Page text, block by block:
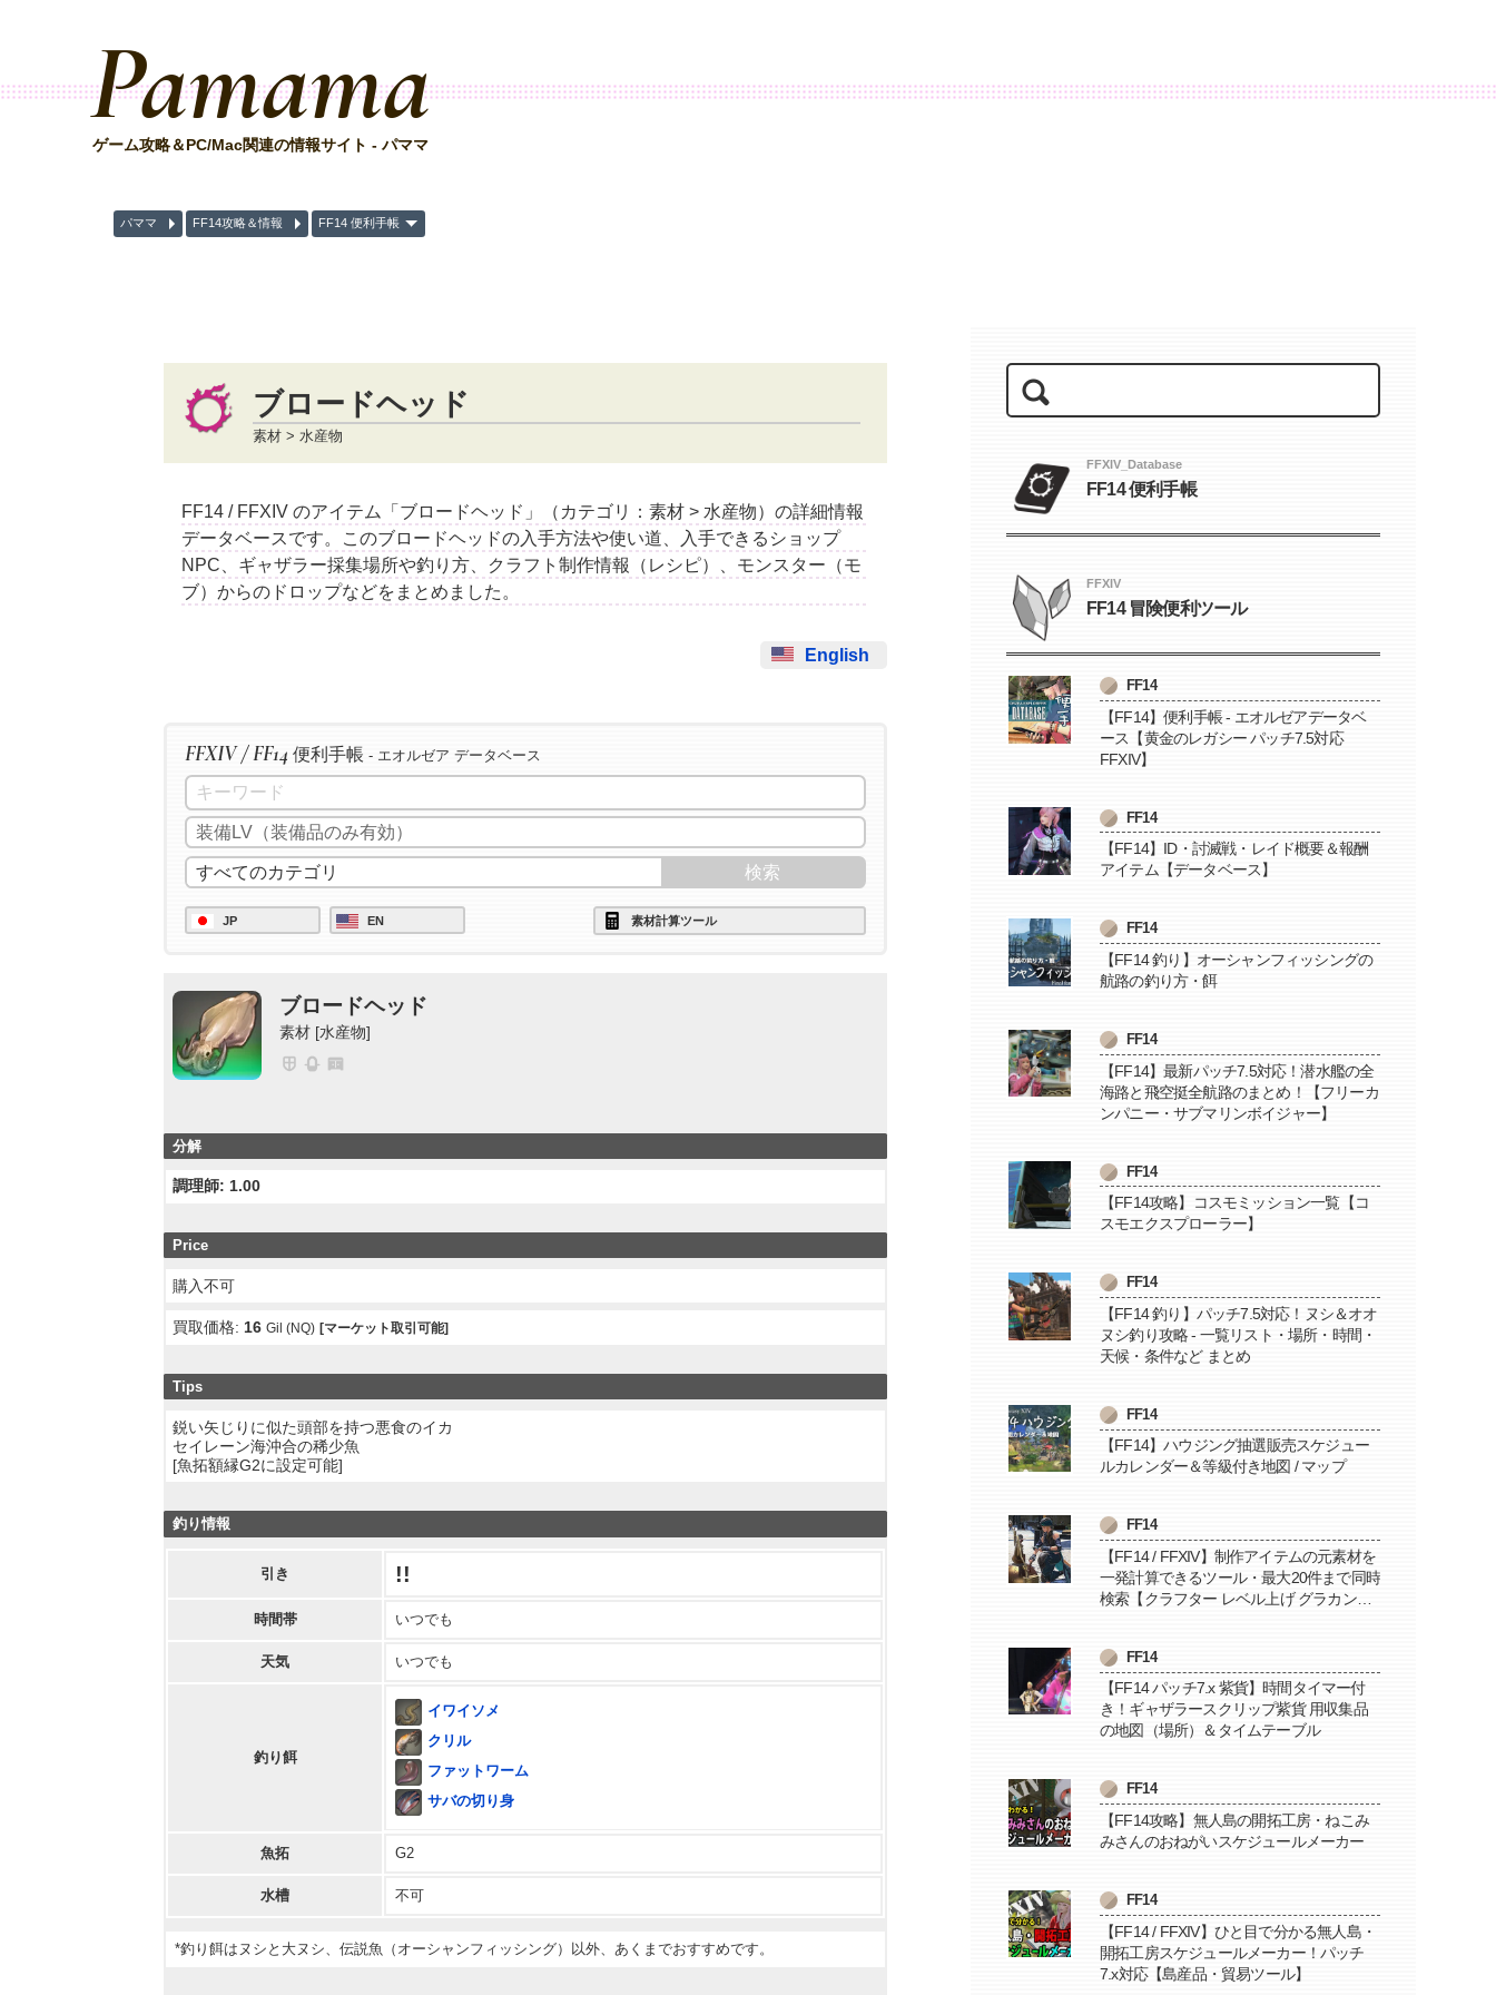
Pamama
ゲーム攻略＆PC/Mac関連の情報サイト - パママ
パママ FF14攻略＆情報 FF14 便利手帳
ブロードヘッド
素材 > 水産物
FF14 / FFXIV のアイテム「ブロードヘッド」（カテゴリ：素材 > 水産物）の詳細情報
データベースです。このブロードヘッドの入手方法や使い道、入手できるショップ
NPC、ギャザラー採集場所や釣り方、クラフト制作情報（レシピ）、モンスター（モ
ブ）からのドロップなどをまとめました。
English
FFXIV / FF14 便利手帳 - エオルゼア データベース
JP EN 素材計算ツール
ブロードヘッド
素材 [水産物]
分解
調理師: 1.00
Price
購入不可
買取価格: 16 Gil (NQ) [マーケット取引可能]
Tips
鋭い矢じりに似た頭部を持つ悪食のイカ
セイレーン海沖合の稀少魚
[魚拓額縁G2に設定可能]
釣り情報
引き !!
時間帯 いつでも
天気 いつでも
釣り餌
イワイソメ
クリル
ファットワーム
サバの切り身
魚拓 G2
水槽 不可
*釣り餌はヌシと大ヌシ、伝説魚（オーシャンフィッシング）以外、あくまでおすすめです。
FFXIV_Database
FF14 便利手帳
FFXIV
FF14 冒険便利ツール
FF14
【FF14】便利手帳 - エオルゼアデータベ
ース【黄金のレガシー パッチ7.5対応
FFXIV】
FF14
【FF14】ID・討滅戦・レイド概要＆報酬
アイテム【データベース】
FF14
【FF14 釣り】オーシャンフィッシングの
航路の釣り方・餌
FF14
【FF14】最新パッチ7.5対応！潜水艦の全
海路と飛空挺全航路のまとめ！【フリーカ
ンパニー・サブマリンボイジャー】
FF14
【FF14攻略】コスモミッション一覧【コ
スモエクスプローラー】
FF14
【FF14 釣り】パッチ7.5対応！ヌシ＆オオ
ヌシ釣り攻略 - 一覧リスト・場所・時間・
天候・条件など まとめ
FF14
【FF14】ハウジング抽選販売スケジュー
ルカレンダー＆等級付き地図 / マップ
FF14
【FF14 / FFXIV】制作アイテムの元素材を
一発計算できるツール・最大20件まで同時
検索【クラフター レベル上げ グラカン納
FF14
【FF14 パッチ7.x 紫貨】時間タイマー付
き！ギャザラースクリップ紫貨 用収集品
の地図（場所）＆タイムテーブル
FF14
【FF14攻略】無人島の開拓工房・ねこみ
みさんのおねがいスケジュールメーカー
FF14
【FF14 / FFXIV】ひと目で分かる無人島・
開拓工房スケジュールメーカー！パッチ
7.x対応【島産品・貿易ツール】